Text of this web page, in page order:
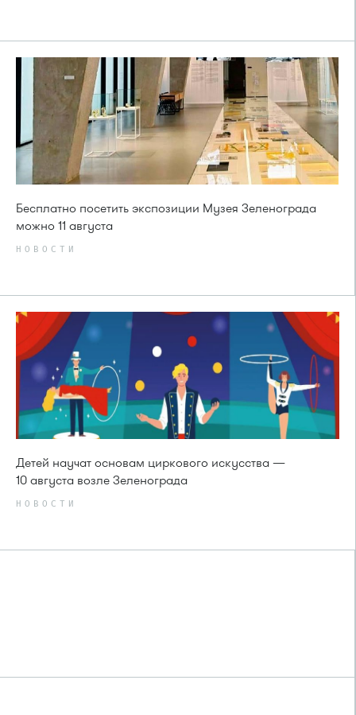
Бесплатно посетить экспозиции Музея Зеленограда
можно 11 августа
НОВОСТИ
Детей научат основам циркового искусства —
10 августа возле Зеленограда
НОВОСТИ